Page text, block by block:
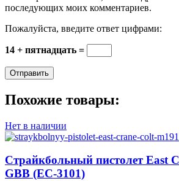
последующих моих комментариев.
Пожалуйста, введите ответ цифрами:
14 + пятнадцать =
Похожие товары:
Нет в наличии
Страйкбольный пистолет East
GBB (EC-3101)